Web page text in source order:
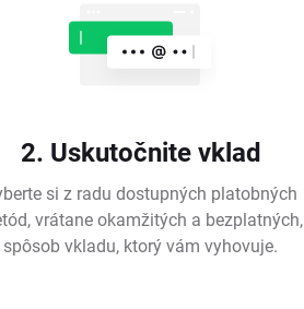
2. Uskutočnite vklad
si z radu dostupných platobných
vrátane okamžitých a bezplatných,
spôsob vkladu, ktorý vám vyhovuje.